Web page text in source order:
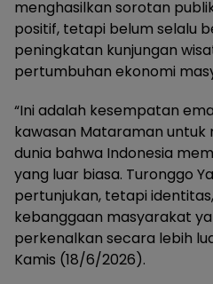
menghasilkan sorotan
positif, tetapi belum selalu
peningkatan kunjungan
pertumbuhan ekonomi
“Ini adalah kesempatan
kawasan Mataraman untuk
dunia bahwa Indonesia
yang luar biasa. Turonggo
pertunjukan, tetapi
kebanggaan masyarakat
perkenalkan secara lebih
Kamis (18/6/2026).